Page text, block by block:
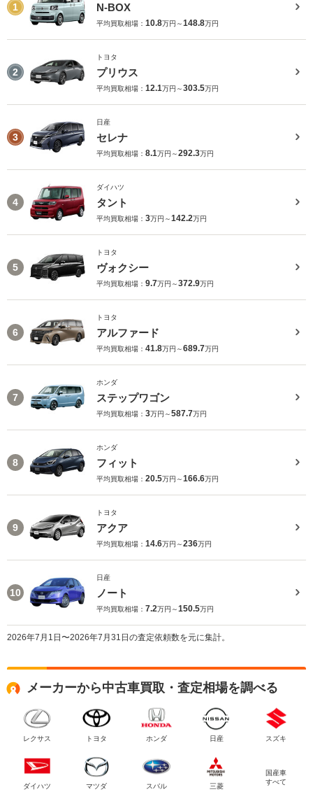
1 N-BOX
平均買取相場： 10.8万円～148.8万円
2
トヨタ
プリウス
平均買取相場： 12.1万円～303.5万円
3
日産
セレナ
平均買取相場： 8.1万円～292.3万円
4
ダイハツ
タント
平均買取相場： 3万円～142.2万円
5
トヨタ
ヴォクシー
平均買取相場： 9.7万円～372.9万円
6
トヨタ
アルファード
平均買取相場： 41.8万円～689.7万円
7
ホンダ
ステップワゴン
平均買取相場： 3万円～587.7万円
8
ホンダ
フィット
平均買取相場： 20.5万円～166.6万円
9
トヨタ
アクア
平均買取相場： 14.6万円～236万円
10
日産
ノート
平均買取相場： 7.2万円～150.5万円
2026年7月1日〜2026年7月31日の査定依頼数を元に集計。
メーカーから中古車買取・査定相場を調べる
レクサス トヨタ ホンダ 日産 スズキ
ダイハツ マツダ スバル 三菱
国産車
すべて